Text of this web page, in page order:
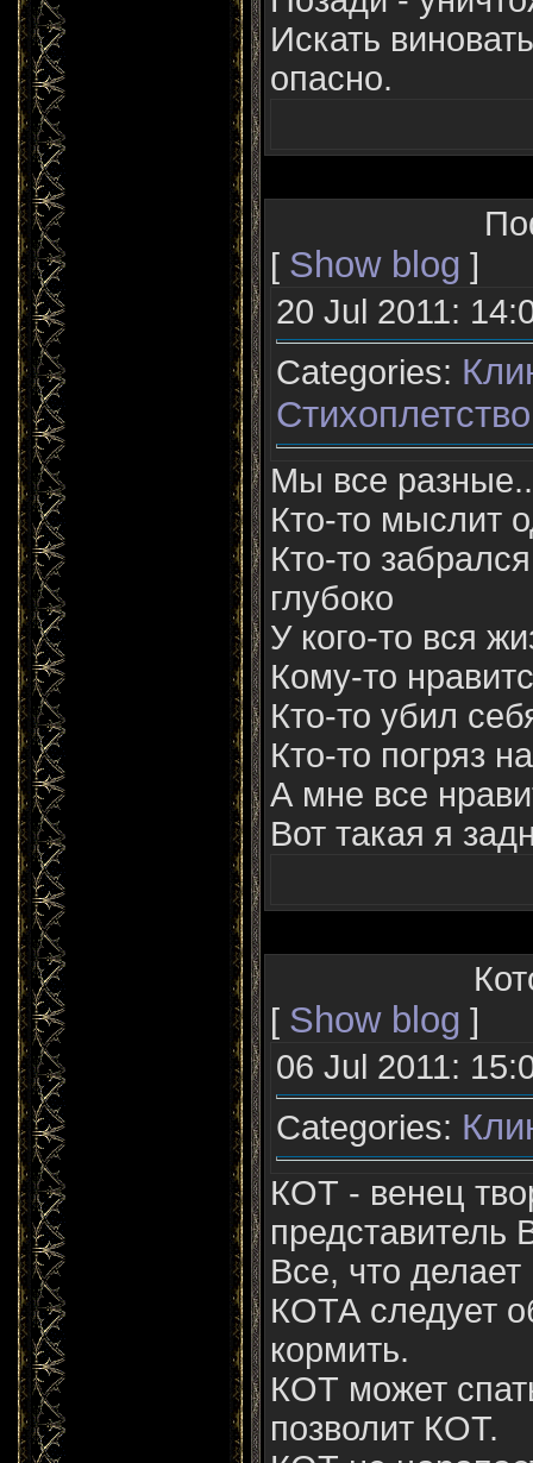
Искать
опасно.
[ Show blog ]
20 Jul 2011:
Categories:
Стихоплетство
Мы все
Кто-то мыслит
Кто-то
глубоко
У кого-то вся
Кому-то
Кто-то убил
Кто-то погряз
А мне все
Вот такая я
[ Show blog ]
06 Jul 2011:
Categories:
КОТ - венец
представитель
Все, что
КОТА следует
кормить.
КОТ может
позволит КОТ.